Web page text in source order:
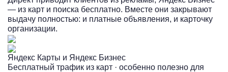
— из карт и поиска бесплатно. Вместе они закрывают
выдачу полностью: и платные объявления, и карточку
организации.
Яндекс Карты и Яндекс Бизнес
Бесплатный трафик из карт · особенно полезно для